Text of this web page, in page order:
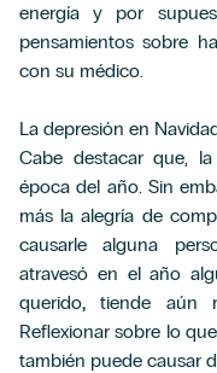
energía y por
pensamientos sobre
con su médico.
La depresión en
Cabe destacar que, la
época del año. Sin
más la alegría de
causarle alguna
atravesó en el año
querido, tiende aún
Reflexionar sobre lo
también puede causar